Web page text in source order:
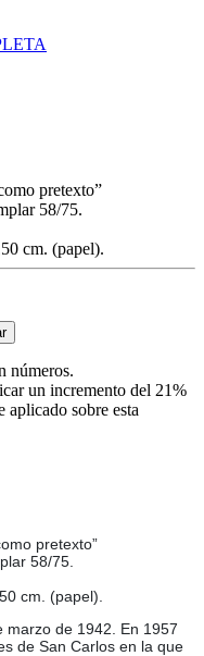
pretexto”
58/75.
cm. (papel).
números.
un incremento del 21%
sobre esta
pretexto”
58/75.
cm. (papel).
marzo de 1942. En 1957
de San Carlos en la que